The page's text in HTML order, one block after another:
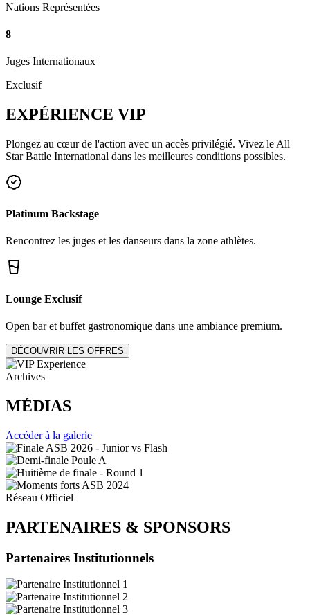
Nations Représentées
8
Juges Internationaux
Exclusif
EXPÉRIENCE VIP
Plongez au cœur de l'action avec un accès privilégié. Vivez le All
Star Battle International dans les meilleures conditions possibles.
Platinum Backstage
Rencontrez les juges et les danseurs dans la zone athlètes.
Lounge Exclusif
Open bar et buffet gastronomique dans une ambiance premium.
DÉCOUVRIR LES OFFRES
Archives
MÉDIAS
Accéder à la galerie
Réseau Officiel
PARTENAIRES & SPONSORS
Partenaires Institutionnels